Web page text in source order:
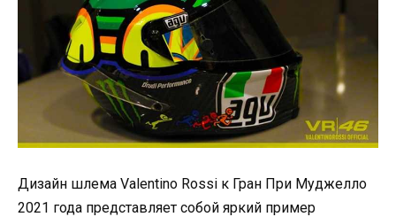
Дизайн шлема Valentino Rossi к Гран При Муджелло
2021 года представляет собой яркий пример